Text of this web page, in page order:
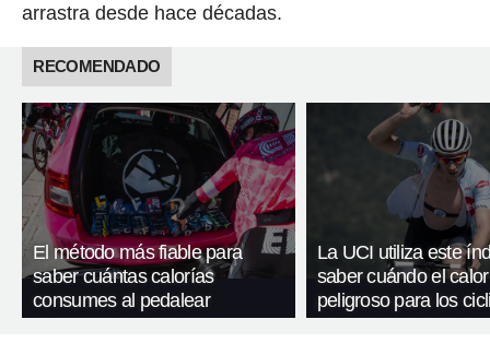
arrastra desde hace décadas.
RECOMENDADO
El método más fiable para
saber cuántas calorías
consumes al pedalear
La UCI utiliza este
saber cuándo el
peligroso para los